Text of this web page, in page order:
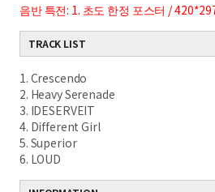
음반 특전: 1. 초도 한정 포스터 /
TRACK LIST
1. Crescendo
2. Heavy Serenade
3. IDESERVEIT
4. Different Girl
5. Superior
6. LOUD